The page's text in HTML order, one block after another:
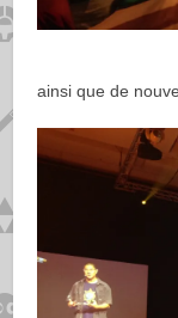
ainsi que de